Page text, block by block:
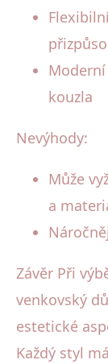
kouzla
Nevýhody:
Může
a
Závěr Při
venkovský
estetické
Každý styl